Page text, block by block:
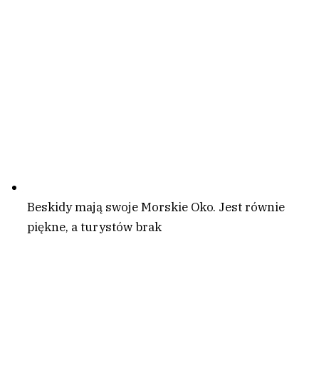
Beskidy mają swoje Morskie Oko. Jest równie
piękne, a turystów brak